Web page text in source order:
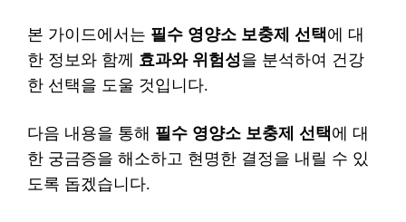
본 가이드에서는 필수 영양소 보충제 선택에 대
한 정보와 함께 효과와 위험성을 분석하여 건강
한 선택을 도울 것입니다.
다음 내용을 통해 필수 영양소 보충제 선택에 대
한 궁금증을 해소하고 현명한 결정을 내릴 수 있
도록 돕겠습니다.